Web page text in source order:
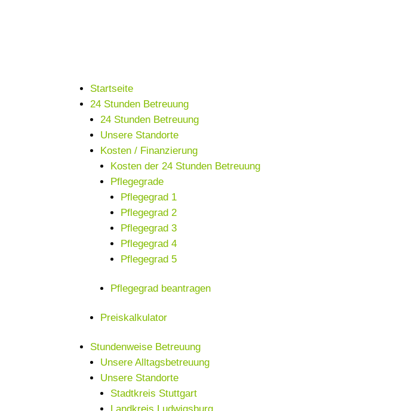
Startseite
24 Stunden Betreuung
24 Stunden Betreuung
Unsere Standorte
Kosten / Finanzierung
Kosten der 24 Stunden Betreuung
Pflegegrade
Pflegegrad 1
Pflegegrad 2
Pflegegrad 3
Pflegegrad 4
Pflegegrad 5
Pflegegrad beantragen
Preiskalkulator
Stundenweise Betreuung
Unsere Alltagsbetreuung
Unsere Standorte
Stadtkreis Stuttgart